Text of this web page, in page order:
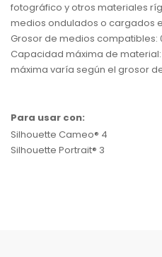
fotográfico y otros materiales
medios ondulados o cargados
Grosor de medios compatibles:
Capacidad máxima de
máxima varía según el grosor
Para usar con:
Silhouette Cameo® 4
Silhouette Portrait® 3